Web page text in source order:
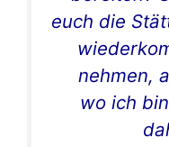
euch die
nehmen,
wo ich